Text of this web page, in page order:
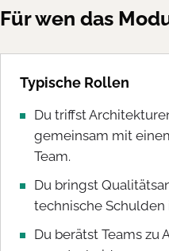
Für wen das
Typische Rollen
Du triffst
gemeinsam mit
Team.
Du bringst
technische Schulden
Du berätst Teams zu